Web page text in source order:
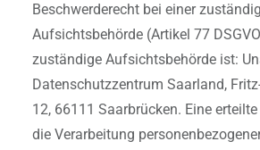
Beschwerderecht bei einer
Aufsichtsbehörde (Artikel 77
zuständige Aufsichtsbehörde ist:
Datenschutzzentrum Saarland,
12, 66111 Saarbrücken. Eine
die Verarbeitung